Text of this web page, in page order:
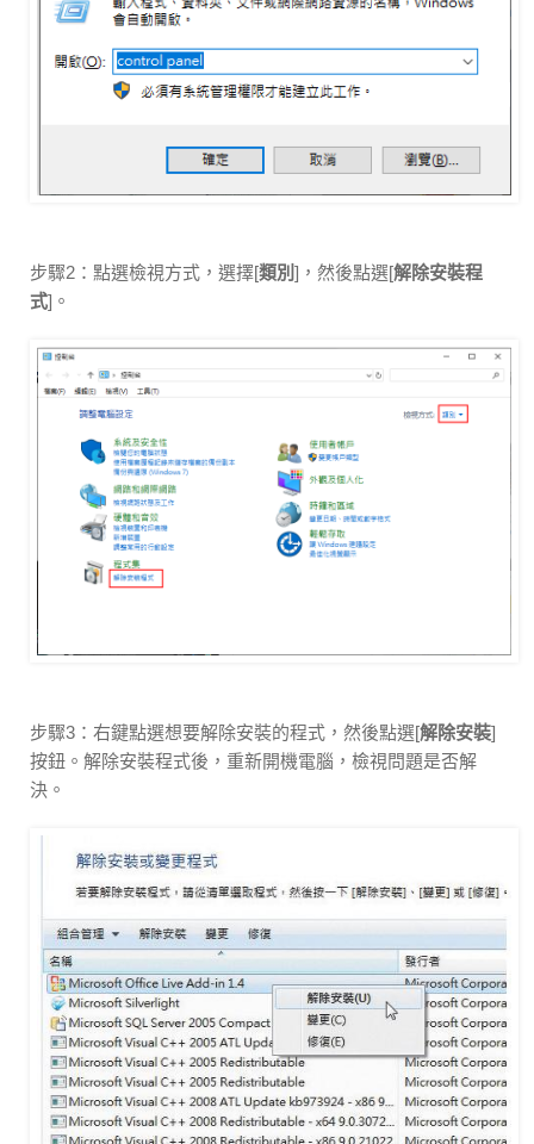
步驟2：點選檢視方式，選擇[類別 ]，然後點選[解除安裝程
式]。
步驟3：右鍵點選想要解除安裝的程式，然後點選[解除安裝]
按鈕。解除安裝程式後，重新開機電腦，檢視問題是否解
決。